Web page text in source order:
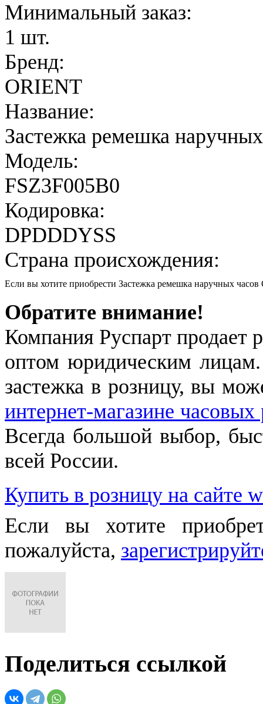
Минимальный заказ:
1 шт.
Бренд:
ORIENT
Название:
Застежка ремешка
Модель:
FSZ3F005B0
Кодировка:
DPDDDYSS
Страна происхождения:
Если вы хотите приобрести Застежка ремешка наручных
Обратите внимание!
Компания Руспарт продает
оптом юридическим
застежка в розницу, вы
интернет-магазине
Всегда большой выбор,
всей России.
Купить в розницу на сайте
Если вы хотите
пожалуйста,
Поделиться ссылкой